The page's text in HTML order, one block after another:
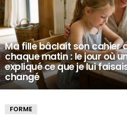
Ma fille bâclait son cahier
chaque matin : le jour où
expliqué ce que je lui
changé
FORME